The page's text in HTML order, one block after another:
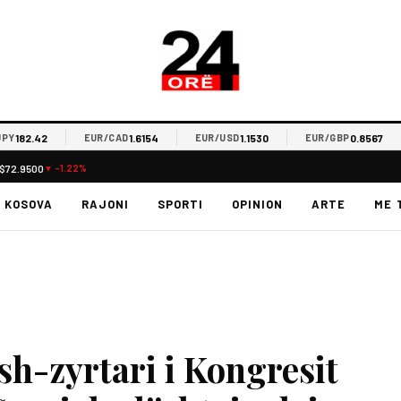
EUR/CAD1.6154 EUR/USD1.1530 EUR/GBP0.8567
$72.9500 ▼ -1.22%
KOSOVA RAJONI SPORTI OPINION ARTE ME
zyrtari i Kongresit